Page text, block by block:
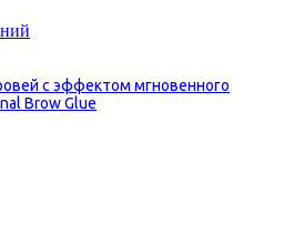
с эффектом мгновенного
Brow Glue